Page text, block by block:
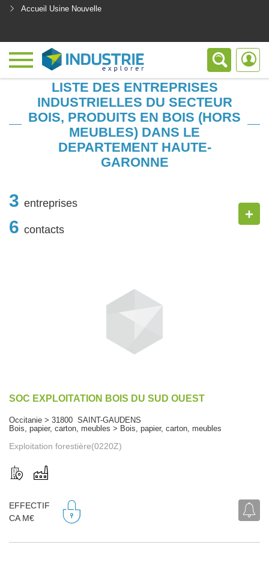
Accueil Usine Nouvelle
LISTE DES ENTREPRISES
INDUSTRIELLES DU SECTEUR
BOIS, PRODUITS EN BOIS (HORS
MEUBLES) DANS LE
DEPARTEMENT HAUTE-
GARONNE
3 entreprises
6 contacts
+
SOC EXPLOITATION BOIS DU SUD OUEST
Occitanie > 31800 SAINT-GAUDENS
Bois, papier, carton, meubles > Bois, papier, carton, meubles
Exploitation forestière(0220Z)
EFFECTIF
CA M€